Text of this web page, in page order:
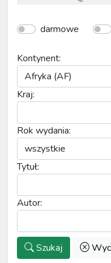
darmowe
Kontynent:
Kraj:
Rok wydania:
Tytuł:
Autor:
Szukaj